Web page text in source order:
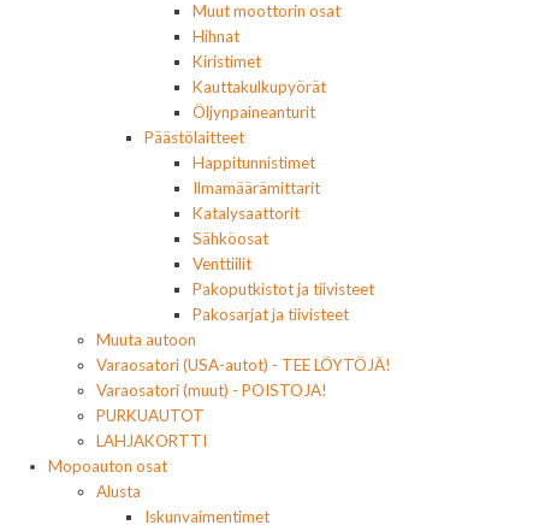
Muut moottorin osat
Hihnat
Kiristimet
Kauttakulkupyörät
Öljynpaineanturit
Päästölaitteet
Happitunnistimet
Ilmamäärämittarit
Katalysaattorit
Sähköosat
Venttiilit
Pakoputkistot ja tiivisteet
Pakosarjat ja tiivisteet
Muuta autoon
Varaosatori (USA-autot) - TEE LÖYTÖJÄ!
Varaosatori (muut) - POISTOJA!
PURKUAUTOT
LAHJAKORTTI
Mopoauton osat
Alusta
Iskunvaimentimet